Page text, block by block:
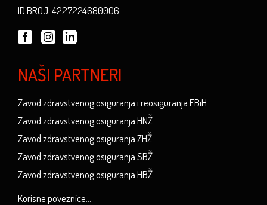
ID BROJ: 4227224680006
NAŠI PARTNERI
Zavod zdravstvenog osiguranja i reosiguranja FBiH
Zavod zdravstvenog osiguranja HNŽ
Zavod zdravstvenog osiguranja ZHŽ
Zavod zdravstvenog osiguranja SBŽ
Zavod zdravstvenog osiguranja HBŽ
Korisne poveznice...